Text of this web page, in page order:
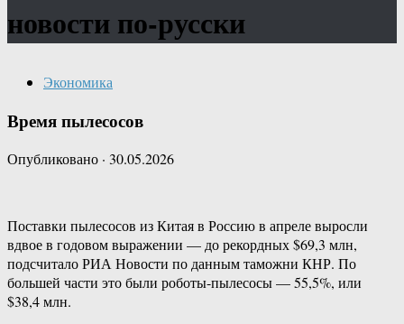
новости по-русски
Экономика
Время пылесосов
Опубликовано · 30.05.2026
Поставки пылесосов из Китая в Россию в апреле выросли
вдвое в годовом выражении — до рекордных $69,3 млн,
подсчитало РИА Новости по данным таможни КНР. По
большей части это были роботы-пылесосы — 55,5%, или
$38,4 млн.